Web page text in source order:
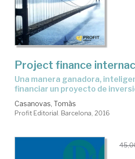
Project finance
una manera ganadora, inteligente y eficaz de
financiar un proyecto de
Casanovas, Tomàs
Profit Editorial. Barcelona, 2016